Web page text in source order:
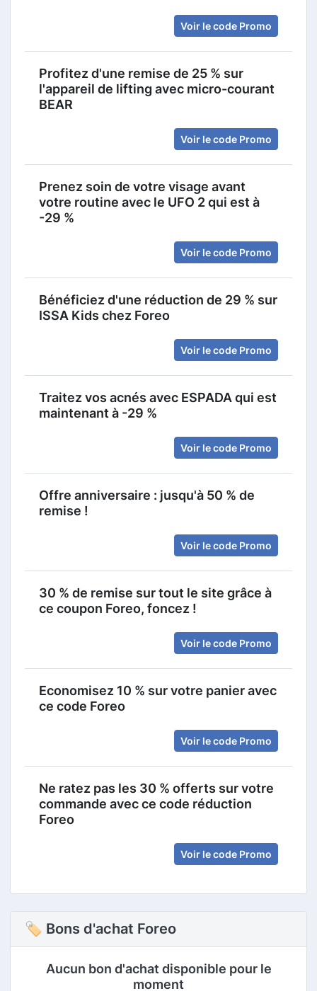
Voir le code Promo
Profitez d'une remise de 25 % sur
l'appareil de lifting avec micro-courant
BEAR
Voir le code Promo
Prenez soin de votre visage avant
votre routine avec le UFO 2 qui est à
-29 %
Voir le code Promo
Bénéficiez d'une réduction de 29 % sur
ISSA Kids chez Foreo
Voir le code Promo
Traitez vos acnés avec ESPADA qui est
maintenant à -29 %
Voir le code Promo
Offre anniversaire : jusqu'à 50 % de
remise !
Voir le code Promo
30 % de remise sur tout le site grâce à
ce coupon Foreo, foncez !
Voir le code Promo
Economisez 10 % sur votre panier avec
ce code Foreo
Voir le code Promo
Ne ratez pas les 30 % offerts sur votre
commande avec ce code réduction
Foreo
Voir le code Promo
🏷 Bons d'achat Foreo
Aucun bon d'achat disponible pour le
moment